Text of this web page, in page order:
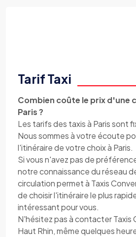
Tarif Taxi
Combien coûte le prix d'une
Paris ?
Les tarifs des taxis à Paris sont
Nous sommes à votre écoute
l'itinéraire de votre choix à Paris.
Si vous n'avez pas de
notre connaissance du réseau
circulation permet à Taxis
de choisir l'itinéraire le plus
intéressant pour vous.
N'hésitez pas à contacter Taxis
Haut Rhin, même quelques